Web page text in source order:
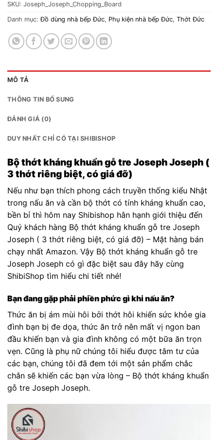
SKU: Joseph_Joseph_Chopping_Board
Danh mục:Đồ dùng nhà bếp Đức, Phụ kiện nhà bếp Đức, Thớt Đức
MÔ TẢ
THÔNG TIN BỔ SUNG
ĐÁNH GIÁ (0)
DUY NHẤT CHỈ CÓ TẠI SHIBISHOP
Bộ thớt kháng khuẩn gỗ tre Joseph Joseph (
3 thớt riêng biệt, có giá đỡ)
Nếu như bạn thích phong cách truyền thống kiểu Nhật
trong nấu ăn và cần bộ thớt có tính kháng khuẩn cao,
bền bỉ thì hôm nay Shibishop hân hạnh giới thiệu đến
Quý khách hàng Bộ thớt kháng khuẩn gỗ tre Joseph
Joseph ( 3 thớt riêng biệt, có giá đỡ) – Mặt hàng bán
chạy nhất Amazon. Vậy Bộ thớt kháng khuẩn gỗ tre
Joseph Joseph có gì đặc biệt sau đây hãy cùng
ShibiShop tìm hiểu chi tiết nhé!
Bạn đang gặp phải phiền phức gì khi nấu ăn?
Thức ăn bị ám mùi hôi bởi thớt hôi khiến sức khỏe gia
đình bạn bị đe dọa, thức ăn trở nên mất vị ngon ban
đầu khiến bạn và gia đình không có một bữa ăn trọn
vẹn. Cũng là phụ nữ chúng tôi hiểu được tâm tư của
các bạn, chúng tôi đã đem tới một sản phẩm chắc
chắn sẽ khiến các bạn vừa lòng – Bộ thớt kháng khuẩn
gỗ tre Joseph Joseph.